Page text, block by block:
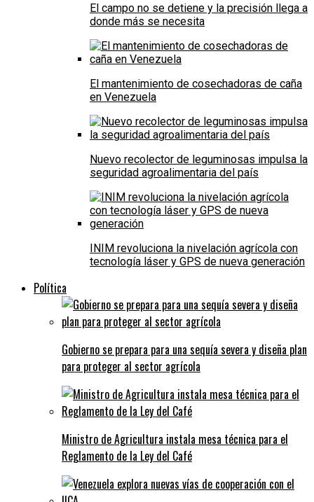
El campo no se detiene y la precisión llega a
donde más se necesita
El mantenimiento de cosechadoras de caña
en Venezuela
Nuevo recolector de leguminosas impulsa la
seguridad agroalimentaria del país
INIM revoluciona la nivelación agrícola con
tecnología láser y GPS de nueva generación
Política
Gobierno se prepara para una sequía severa y diseña plan
para proteger al sector agrícola
Ministro de Agricultura instala mesa técnica para el
Reglamento de la Ley del Café